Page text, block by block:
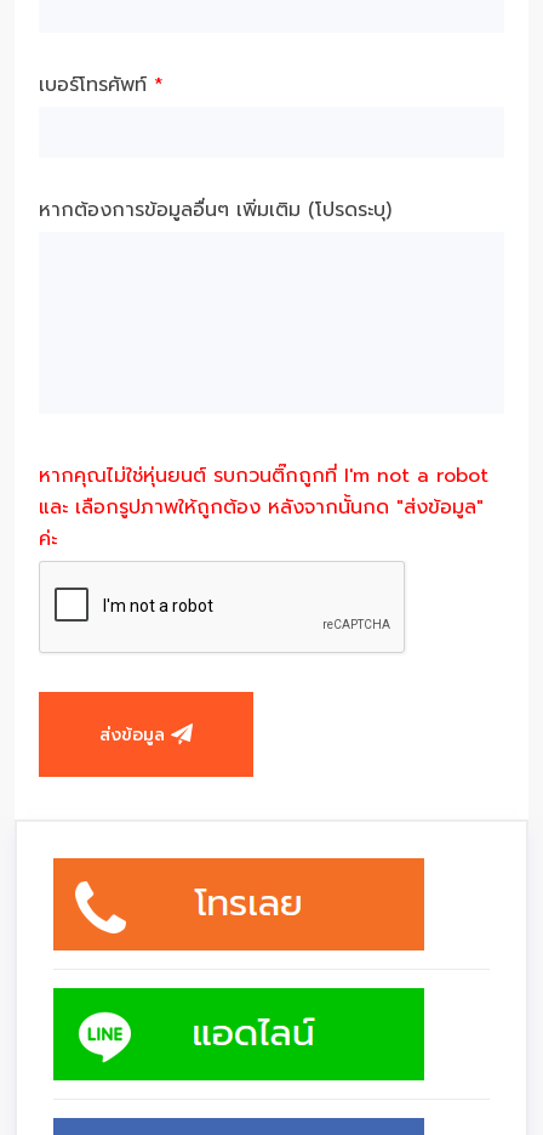
เบอร์โทรศัพท์ *
หากต้องการข้อมูลอื่นๆ เพิ่มเติม (โปรดระบุ)
หากคุณไม่ใช่หุ่นยนต์ รบกวนติ๊กถูกที่ I'm not a robot
และ เลือกรูปภาพให้ถูกต้อง หลังจากนั้นกด "ส่งข้อมูล"
ค่ะ
ส่งข้อมูล